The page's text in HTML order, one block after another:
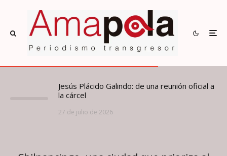
Jesús Plácido Galindo: de una reunión oficial a
la cárcel
27 de julio de 2026